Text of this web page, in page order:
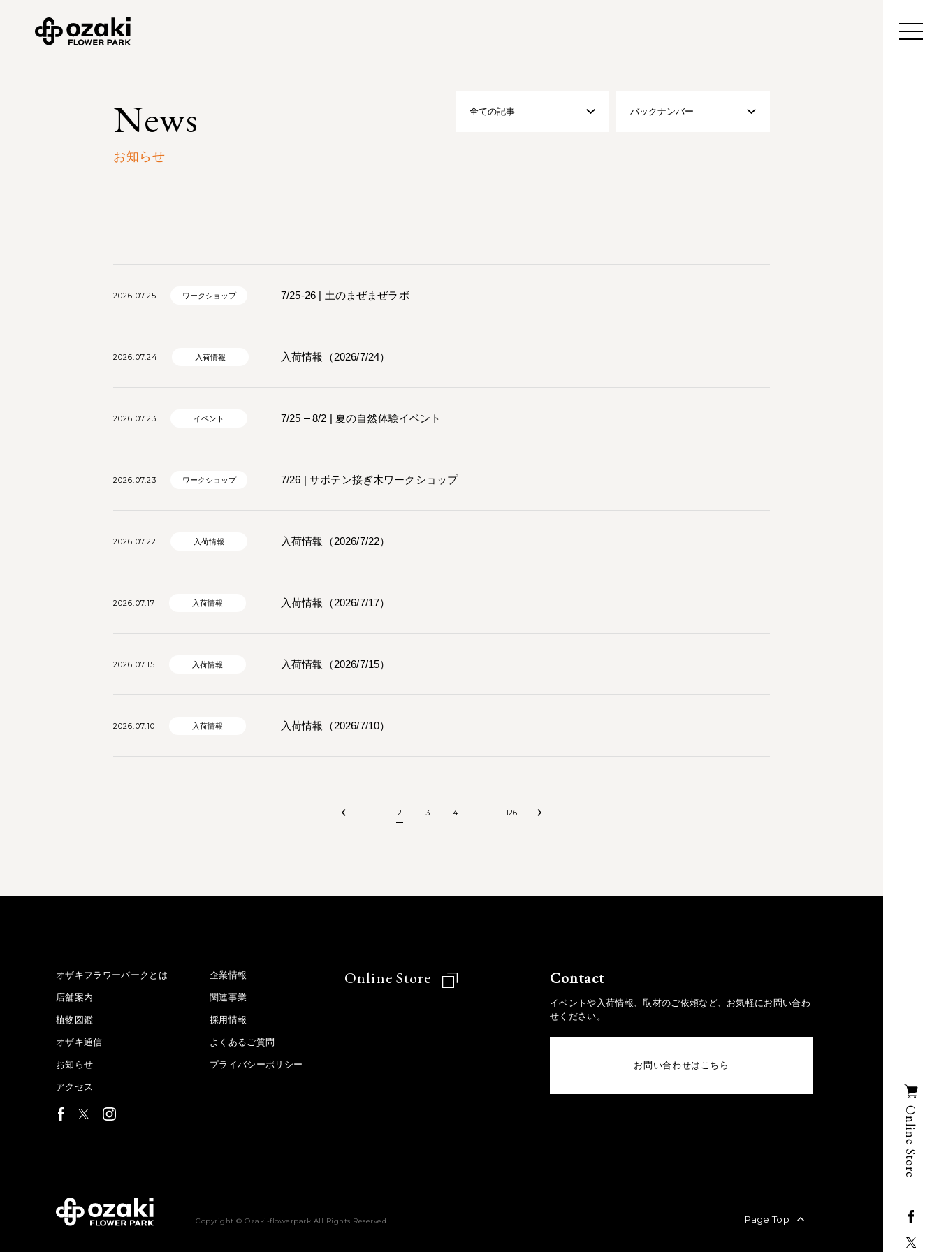
Online Store
News
お知らせ
2026.07.25 ワークショップ 7/25-26 | 土のまぜまぜラボ
2026.07.24 入荷情報 入荷情報（2026/7/24）
2026.07.23 イベント 7/25 – 8/2 | 夏の自然体験イベント
2026.07.23 ワークショップ 7/26 | サボテン接ぎ木ワークショップ
2026.07.22 入荷情報 入荷情報（2026/7/22）
2026.07.17 入荷情報 入荷情報（2026/7/17）
2026.07.15 入荷情報 入荷情報（2026/7/15）
2026.07.10 入荷情報 入荷情報（2026/7/10）
1 2 3 4 … 126
オザキフラワーパークとは
店舗案内
植物図鑑
オザキ通信
お知らせ
アクセス
企業情報
関連事業
採用情報
よくあるご質問
プライバシーポリシー
Online Store Contact
イベントや入荷情報、取材のご依頼など、お気軽にお問い合わ
せください。
お問い合わせはこちら
Copyright © Ozaki-flowerpark All Rights Reserved. Page Top